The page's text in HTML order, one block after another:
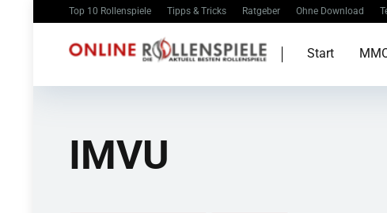
Top 10 Rollenspiele Tipps & Tricks Ratgeber Ohne Download
Start
IMVU